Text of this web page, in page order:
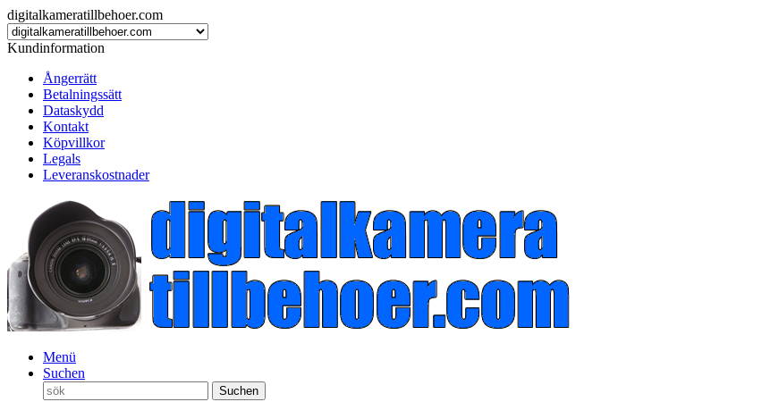
digitalkameratillbehoer.com
Kundinformation
Ångerrätt
Betalningssätt
Dataskydd
Kontakt
Köpvillkor
Legals
Leveranskostnader
Menü
Suchen
Suchen